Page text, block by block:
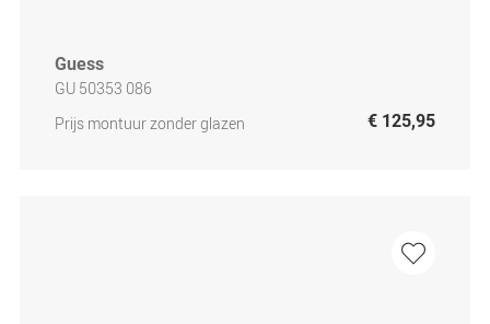
Guess
GU 50353 086
Prijs montuur zonder glazen
€ 125,95